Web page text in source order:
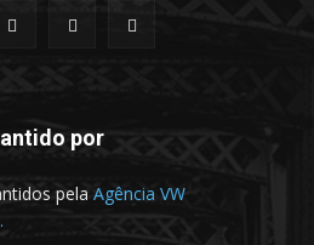
por
pela Agência VW